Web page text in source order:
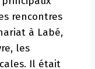
rencontres
à Labé,
les
Il était